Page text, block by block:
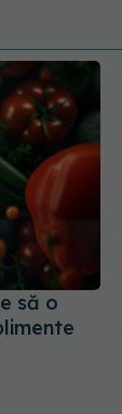
să o